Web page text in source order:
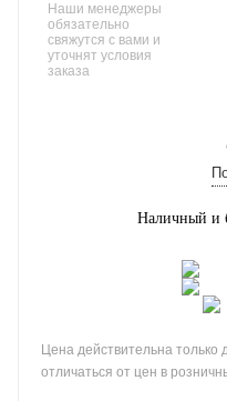
Наши менеджеры
обязательно
свяжутся с вами и
уточнят условия
заказа
Наличный и
Цена действительна только
отличаться от цен в